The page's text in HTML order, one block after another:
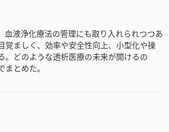
液浄化療法の管理にも取り入れられつつあ
覚ましく、効率や安全性向上、小型化や操
。どのような透析医療の未来が開けるの
とめた。